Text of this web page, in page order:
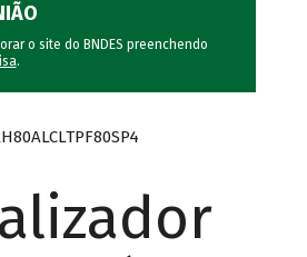
o site do BNDES preenchendo
.